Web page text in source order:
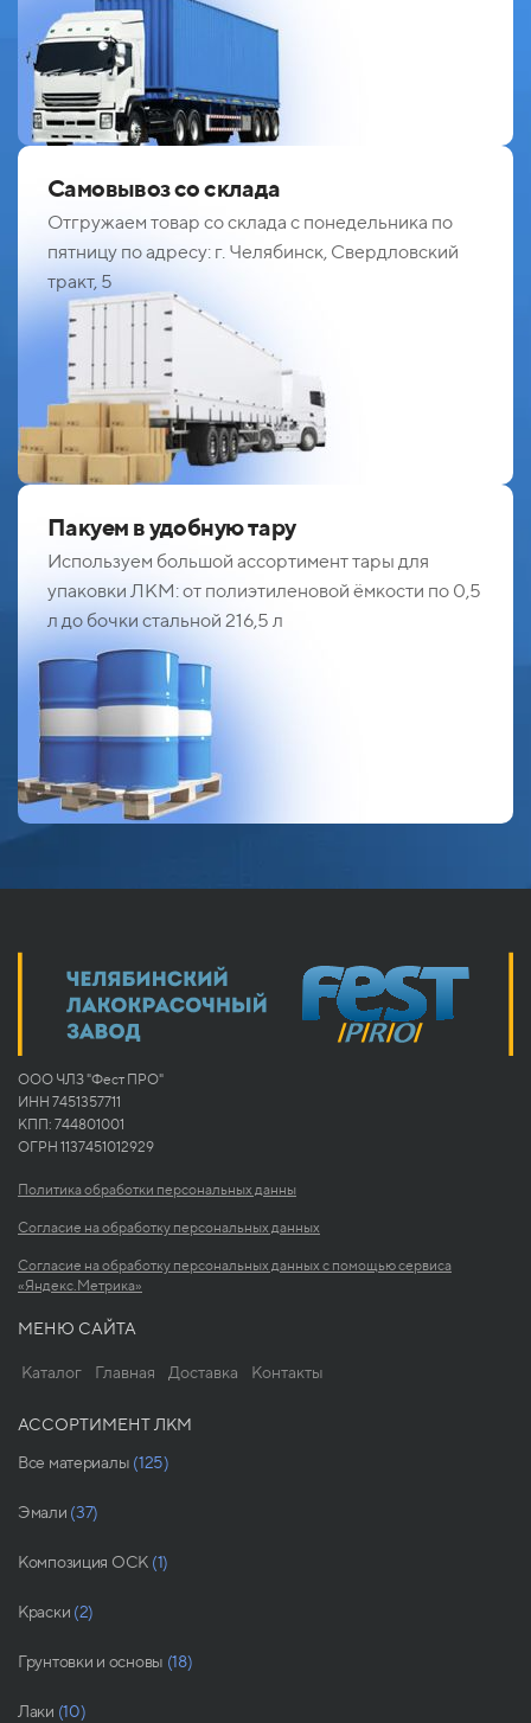
Самовывоз со склада
Отгружаем товар со склада с понедельника по
пятницу по адресу: г. Челябинск, Свердловский
тракт, 5
Пакуем в удобную тару
Используем большой ассортимент тары для
упаковки ЛКМ: от полиэтиленовой ёмкости по 0,5
л до бочки стальной 216,5 л
ООО ЧЛЗ "Фест ПРО"
ИНН 7451357711
КПП: 744801001
ОГРН 1137451012929
Политика обработки персональных данны
Согласие на обработку персональных данных
Согласие на обработку персональных данных с помощью сервиса
«Яндекс.Метрика»
МЕНЮ САЙТА
Каталог Главная Доставка Контакты
АССОРТИМЕНТ ЛКМ
Все материалы (125)
Эмали (37)
Композиция ОСК (1)
Краски (2)
Грунтовки и основы (18)
Лаки (10)